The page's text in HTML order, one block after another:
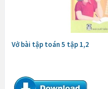
Vở bài tập toán 5 tập 1,2